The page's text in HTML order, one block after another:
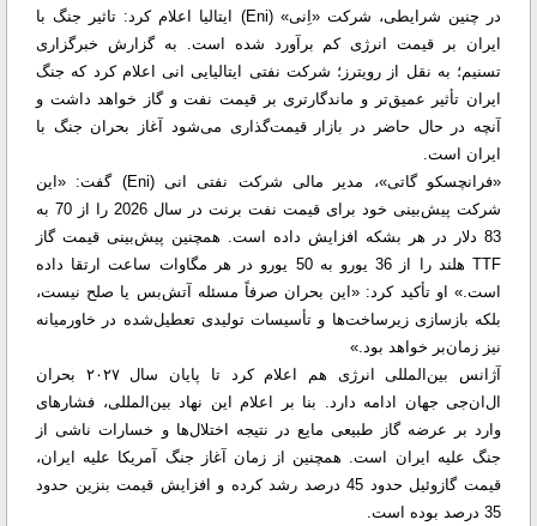
در چنین شرایطی، شرکت «اِنی» (Eni) ایتالیا اعلام کرد: تاثیر جنگ با
ایران بر قیمت انرژی کم برآورد شده است. به گزارش خبرگزاری
تسنیم؛ به نقل از رویترز؛ شرکت نفتی ایتالیایی انی اعلام کرد که جنگ
ایران تأثیر عمیق‌تر و ماندگارتری بر قیمت نفت و گاز خواهد داشت و
آنچه در حال حاضر در بازار قیمت‌گذاری می‌شود آغاز بحران جنگ با
ایران است.
«فرانچسکو گاتی»، مدیر مالی شرکت نفتی انی (Eni) گفت: «این
شرکت پیش‌بینی خود برای قیمت نفت برنت در سال 2026 را از 70 به
83 دلار در هر بشکه افزایش داده است. همچنین پیش‌بینی قیمت گاز
TTF هلند را از 36 یورو به 50 یورو در هر مگاوات ساعت ارتقا داده
است.» او تأکید کرد: «این بحران صرفاً مسئله آتش‌بس یا صلح نیست،
بلکه بازسازی زیرساخت‌ها و تأسیسات تولیدی تعطیل‌شده در خاورمیانه
نیز زمان‌بر خواهد بود.»
آژانس بین‌المللی انرژی هم اعلام کرد تا پایان سال ۲۰۲۷ بحران
ال‌ان‌جی جهان ادامه دارد. بنا بر اعلام این نهاد بین‌المللی، فشارهای
وارد بر عرضه گاز طبیعی مایع در نتیجه اختلال‌ها و خسارات ناشی از
جنگ علیه ایران است. همچنین از زمان آغاز جنگ آمریکا علیه ایران،
قیمت گازوئیل حدود 45 درصد رشد کرده و افزایش قیمت بنزین حدود
35 درصد بوده است.